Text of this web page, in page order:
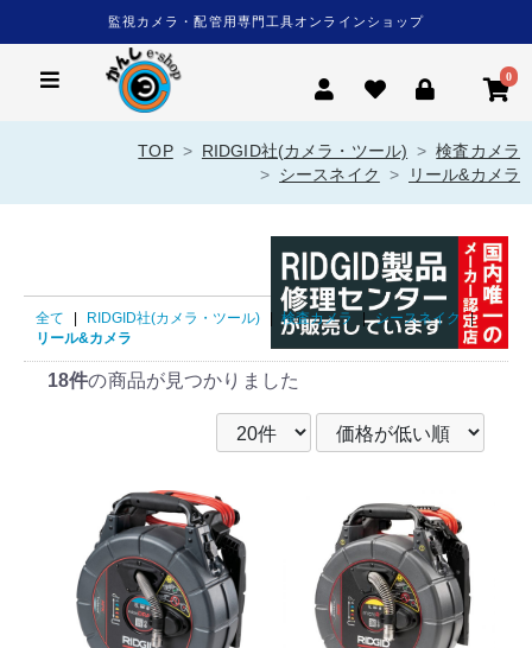
監視カメラ・配管用専門工具オンラインショップ
0
TOP RIDGID社(カメラ・ツール)
検査カメラ
シースネイク
リール&カメラ
全て RIDGID社(カメラ・ツール) 検査カメラ | シースネイク
|
リール&カメラ
18件の商品が見つかりました